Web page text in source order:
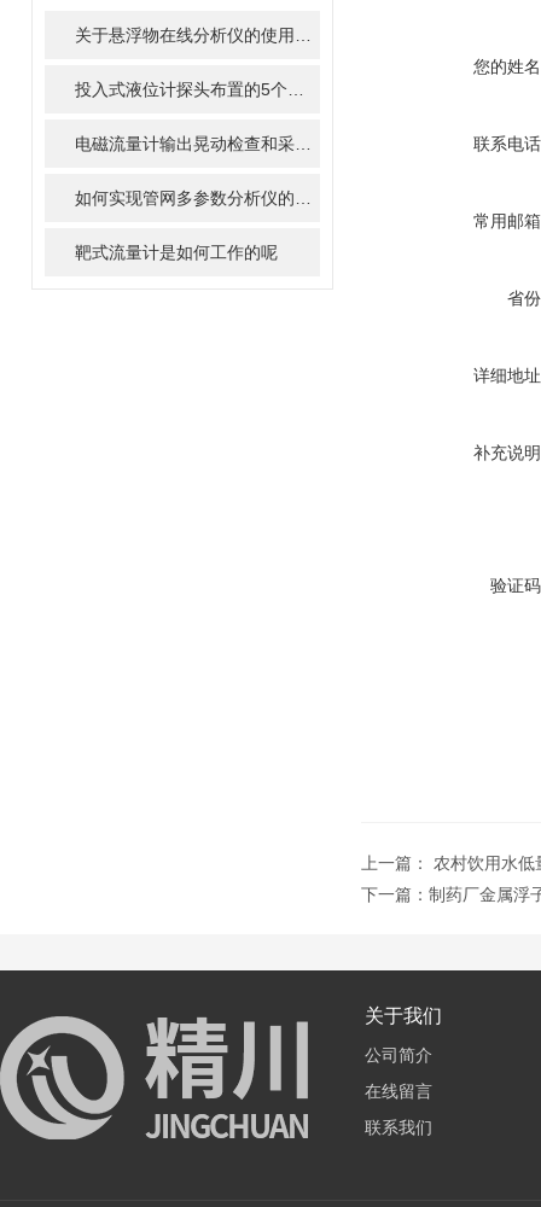
靶式流量计是如何工作的呢
您的姓
联系电
常用邮
省
详细地
补充说
验证
上一篇： 农村饮用水
下一篇： 制药厂金属浮
关于我们
公司简介
在线留言
联系我们